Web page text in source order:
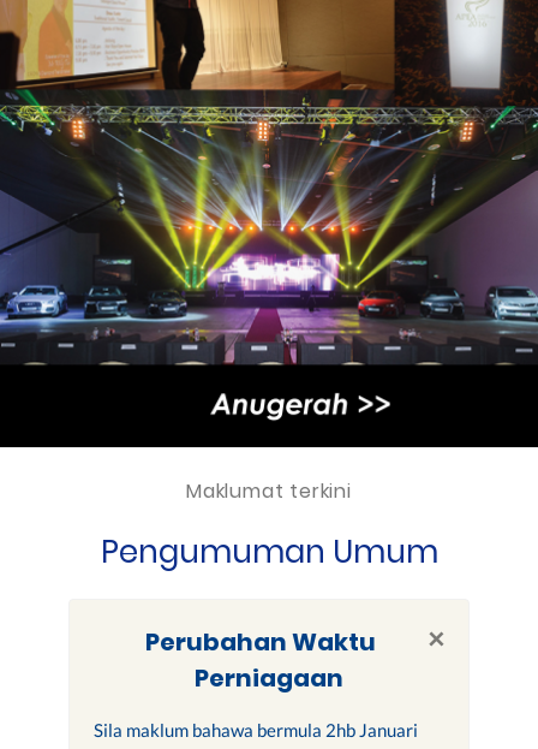
Maklumat terkini
Pengumuman Umum
×
Perubahan Waktu
Perniagaan
Sila maklum bahawa bermula 2hb Januari